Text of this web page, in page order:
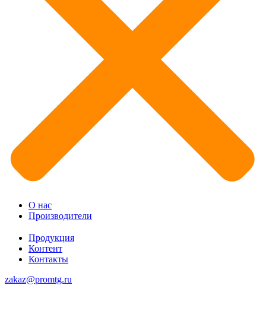
О нас
Производители
Продукция
Контент
Контакты
zakaz@promtg.ru